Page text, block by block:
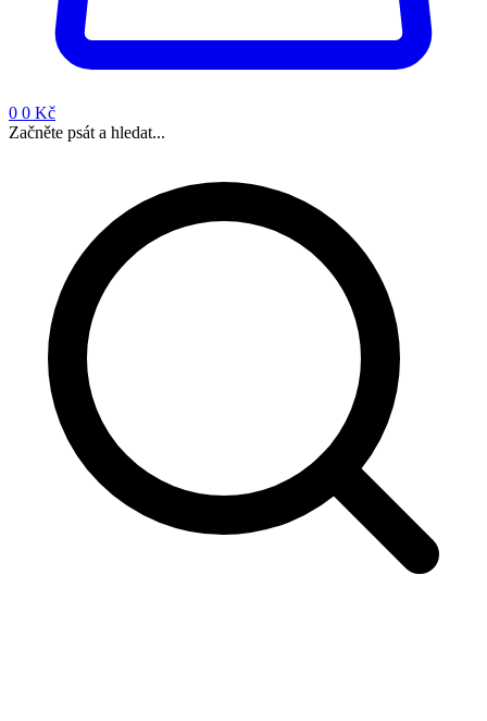
0 0 Kč
Začněte psát a hledat...